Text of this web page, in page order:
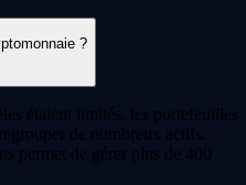
?
étaient limités, les portefeuilles
de nombreux actifs.
permet de gérer plus de 400